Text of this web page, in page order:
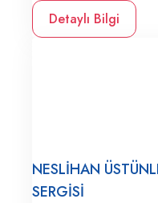
Detaylı Bilgi
NESLİHAN
SERGİSİ